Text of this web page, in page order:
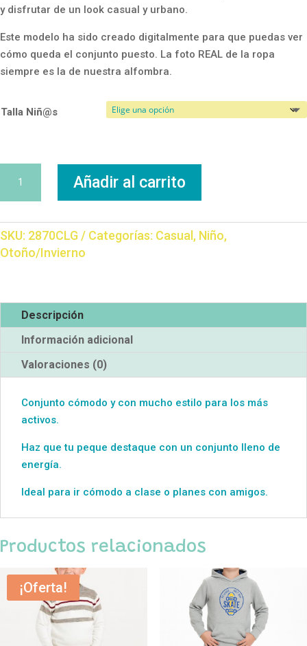
y disfrutar de un look casual y urbano.
Este modelo ha sido creado digitalmente para que puedas ver
cómo queda el conjunto puesto. La foto REAL de la ropa
siempre es la de nuestra alfombra.
Talla Niñ@s
Capucha
cantidad
Añadir al carrito
SKU: 2870CLG Categorías: Casual , Niño,
Otoño/Invierno
Descripción
Información adicional
Valoraciones (0)
Conjunto cómodo y con mucho estilo para los más
activos.
Haz que tu peque destaque con un conjunto lleno de
energía.
Ideal para ir cómodo a clase o planes con amigos.
Productos relacionados
¡Oferta!